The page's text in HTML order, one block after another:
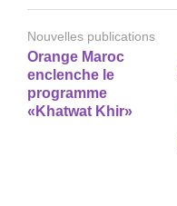
Nouvelles publications
Orange Maroc
enclenche le
programme
«Khatwat Khir»